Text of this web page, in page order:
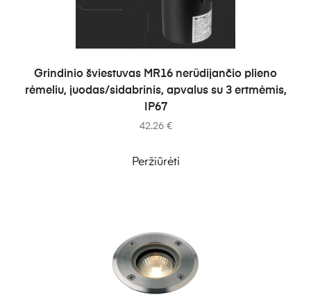
Į KREPŠELĮ
Grindinio šviestuvas MR16 nerūdijančio plieno
rėmeliu, juodas/sidabrinis, apvalus su 3 ertmėmis,
IP67
42.26 €
Peržiūrėti